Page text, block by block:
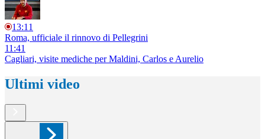
13:11
Roma, ufficiale il rinnovo di Pellegrini
11:41
Cagliari, visite mediche per Maldini, Carlos e Aurelio
Ultimi video